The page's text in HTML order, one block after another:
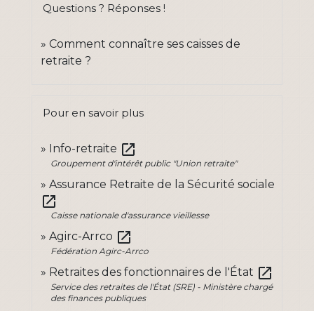
Questions ? Réponses !
Comment connaître ses caisses de
retraite ?
Pour en savoir plus
Info-retraite open_in_new
Groupement d'intérêt public "Union retraite"
Assurance Retraite de la Sécurité sociale
open_in_new
Caisse nationale d'assurance vieillesse
Agirc-Arrco open_in_new
Fédération Agirc-Arrco
Retraites des fonctionnaires de l'État open_in_new
Service des retraites de l'État (SRE) - Ministère chargé
des finances publiques